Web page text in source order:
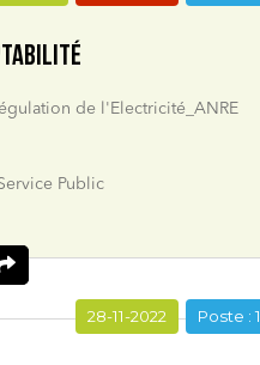
de l'Electricité_ANRE
Public
Poste : 1
28-11-2022